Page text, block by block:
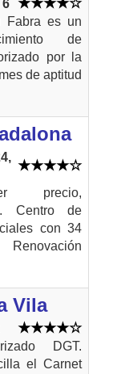
6
Fabra es un
de
por la
de aptitud
precio,
Centro de
con 34
Vila
DGT.
el Carnet